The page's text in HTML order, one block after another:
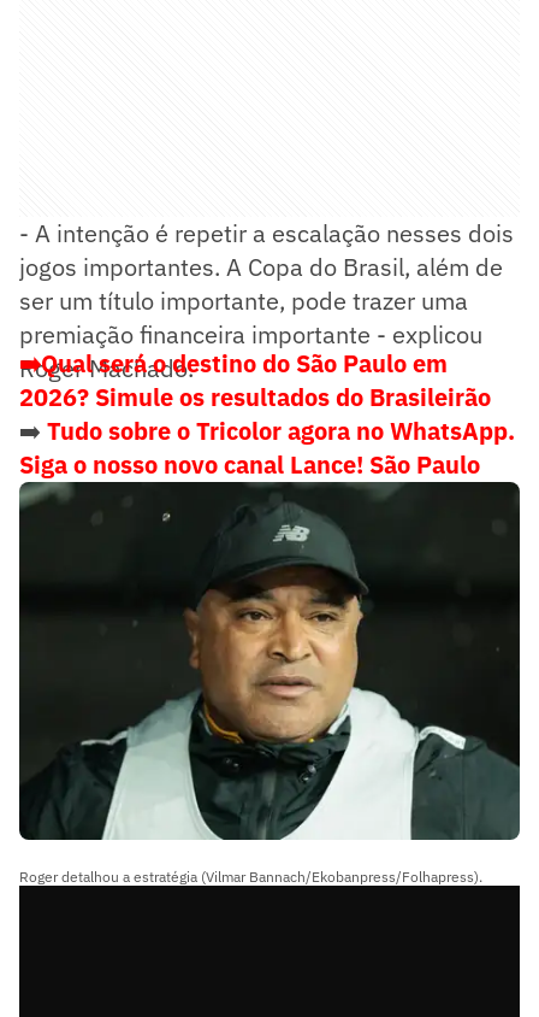
- A intenção é repetir a escalação nesses dois
jogos importantes. A Copa do Brasil, além de
ser um título importante, pode trazer uma
premiação financeira importante - explicou
Roger Machado.
➡️Qual será o destino do São Paulo em
2026? Simule os resultados do Brasileirão
➡️ Tudo sobre o Tricolor agora no WhatsApp.
Siga o nosso novo canal Lance! São Paulo
Roger detalhou a estratégia (Vilmar Bannach/Ekobanpress/Folhapress).